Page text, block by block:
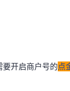
开启商户号的点